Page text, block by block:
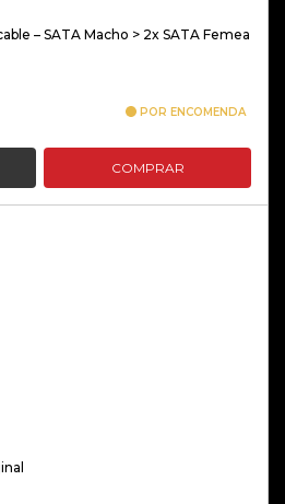
– SATA Macho > 2x SATA Femea
POR ENCOMENDA
COMPRAR